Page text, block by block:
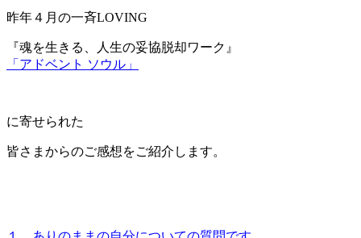
昨年４月の一斉LOVING
『魂を生きる、人生の妥協脱却ワーク』
「アドベント ソウル」
に寄せられた
皆さまからのご感想をご紹介します。